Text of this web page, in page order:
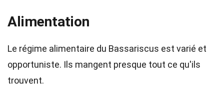
Alimentation
Le régime alimentaire du Bassariscus est varié et
opportuniste. Ils mangent presque tout ce qu'ils
trouvent.